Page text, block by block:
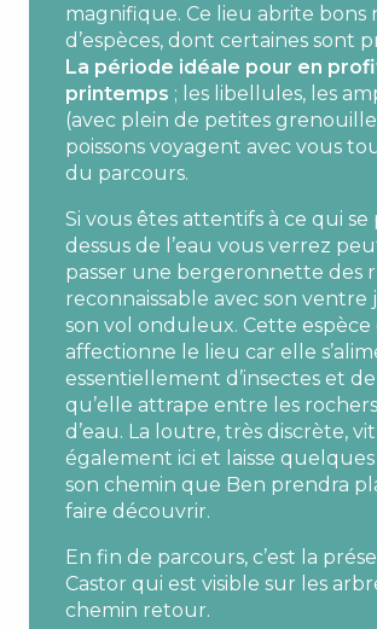
magnifique. Ce lieu abrite bons
d’espèces, dont certaines sont
La période idéale pour en
printemps ; les libellules, les
(avec plein de petites
poissons voyagent avec vous
du parcours.
Si vous êtes attentifs à ce qui se
dessus de l’eau vous verrez
passer une bergeronnette des
reconnaissable avec son ventre
son vol onduleux. Cette espèce
affectionne le lieu car elle
essentiellement d’insectes et
qu’elle attrape entre les
d’eau. La loutre, très discrète, vit
également ici et laisse
son chemin que Ben prendra
faire découvrir.
En fin de parcours, c’est la
Castor qui est visible sur les
chemin retour.